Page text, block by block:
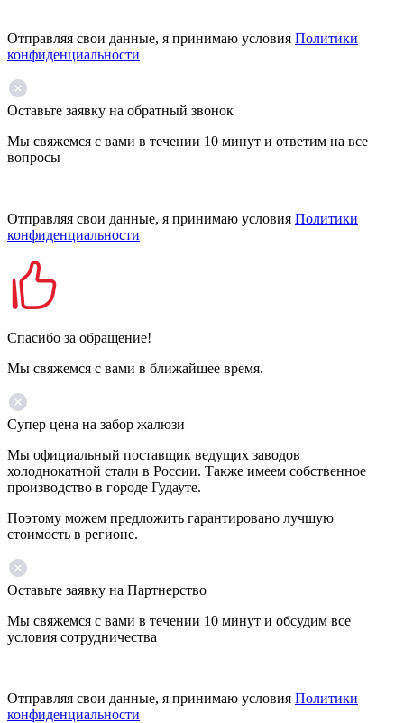
Отправляя свои данные, я принимаю условия Политики
конфиденциальности
Оставьте заявку на обратный звонок
Мы свяжемся с вами в течении 10 минут и ответим на все
вопросы
Отправляя свои данные, я принимаю условия Политики
конфиденциальности
Спасибо за обращение!
Мы свяжемся с вами в ближайшее время.
Супер цена на забор жалюзи
Мы официальный поставщик ведущих заводов
холоднокатной стали в России. Также имеем собственное
производство в городе Гудауте.
Поэтому можем предложить гарантировано лучшую
стоимость в регионе.
Оставьте заявку на Партнерство
Мы свяжемся с вами в течении 10 минут и обсудим все
условия сотрудничества
Отправляя свои данные, я принимаю условия Политики
конфиденциальности